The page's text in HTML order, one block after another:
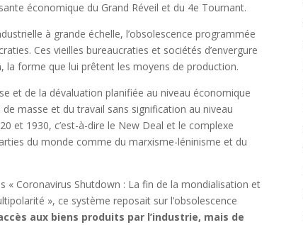
économique du Grand Réveil et du 4e Tournant.
à grande échelle, l’obsolescence programmée
Ces vieilles bureaucraties et sociétés d’envergure
forme que lui prêtent les moyens de production.
et de la dévaluation planifiée au niveau économique
masse et du travail sans signification au niveau
et 1930, c’est-à-dire le New Deal et le complexe
du monde comme du marxisme-léninisme et du
« Coronavirus Shutdown : La fin de la mondialisation et
», ce système reposait sur l’obsolescence
aux biens produits par l’industrie, mais de